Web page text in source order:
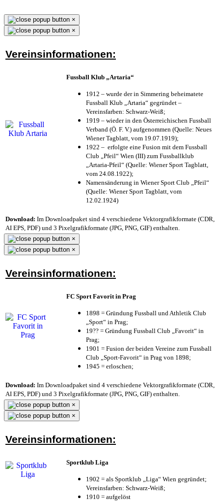
×
×
Vereinsinformationen:
Fussball Klub „Artaria“
1912 – wurde der in Simmering beheimatete
Fussball Klub „Artaria“ gegründet –
Vereinsfarben: Schwarz-Weiß;
1919 – wieder in den Österreichischen Fussball
Verband (Ö. F. V.) aufgenommen (Quelle: Neues
Wiener Tagblatt, vom 19.07.1919);
1922 – erfolgte eine Fusion mit dem Fussball
Club „Pfeil“ Wien (III) zum Fussballklub
„Artaria-Pfeil“ (Quelle: Wiener Sport Tagblatt,
vom 24.08.1922);
Namensänderung in Wiener Sport Club „Pfeil“
(Quelle: Wiener Sport Tagblatt, vom
12.02.1924)
Download: Im Downloadpaket sind 4 verschiedene Vektorgrafikformate (CDR,
AI EPS, PDF) und 3 Pixelgrafikformate (JPG, PNG, GIF) enthalten.
×
×
Vereinsinformationen:
FC Sport Favorit in Prag
1898 = Gründung Fussball und Athletik Club
„Sport“ in Prag;
19?? = Gründung Fussball Club „Favorit“ in
Prag;
1901 = Fusion der beiden Vereine zum Fussball
Club „Sport-Favorit“ in Prag von 1898;
1945 = erloschen;
Download: Im Downloadpaket sind 4 verschiedene Vektorgrafikformate (CDR,
AI EPS, PDF) und 3 Pixelgrafikformate (JPG, PNG, GIF) enthalten.
×
×
Vereinsinformationen:
Sportklub Liga
1902 = als Sportklub „Liga“ Wien gegründet;
Vereinsfarben: Schwarz-Weiß;
1910 = aufgelöst